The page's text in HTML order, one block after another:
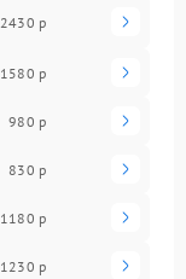
2430 р
1580 р
980 р
830 р
1180 р
1230 р